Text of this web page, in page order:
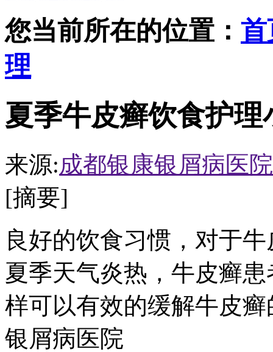
您当前所在的位置： 首
理
夏季牛皮癣饮食护理
来源:成都银康银屑病医院
[摘要]
良好的饮食习惯，对于
夏季天气炎热，牛皮癣
样可以有效的缓解牛皮
银屑病医院